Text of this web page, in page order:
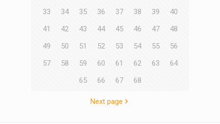
33
34 35 36 37 38 39
40
41
42 43 44 45 46 47
48
49
50 51 52 53 54 55
56
57
58 59 60 61 62 63
64
65
66 67 68
Next page